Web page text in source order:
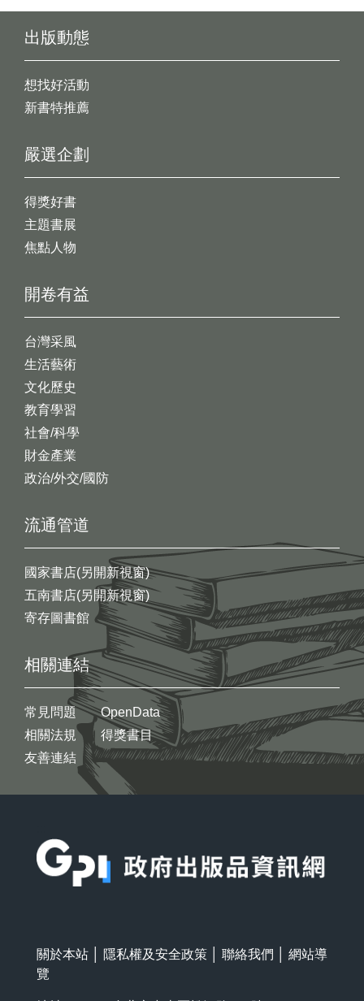
出版動態
想找好活動
新書特推薦
開卷有益
台灣采風
生活藝術
文化歷史
教育學習
社會/科學
財金產業
政治/外交/國防
嚴選企劃
得獎好書
主題書展
焦點人物
流通管道
國家書店(另開新視窗)
五南書店(另開新視窗)
寄存圖書館
相關連結
常見問題
相關法規
友善連結
OpenData
得獎書目
關於本站 隱私權及安全政策 聯絡我們
網站導
覽